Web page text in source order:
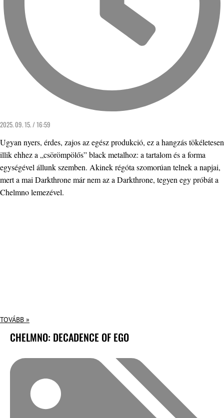
2025. 09. 15. / 16:59
Ugyan nyers, érdes, zajos az egész produkció, ez a hangzás tökéletesen
illik ehhez a „csörömpölős” black metalhoz: a tartalom és a forma
egységével állunk szemben. Akinek régóta szomorúan telnek a napjai,
mert a mai Darkthrone már nem az a Darkthrone, tegyen egy próbát a
Chelmno lemezével.
TOVÁBB »
CHELMNO: DECADENCE OF EGO